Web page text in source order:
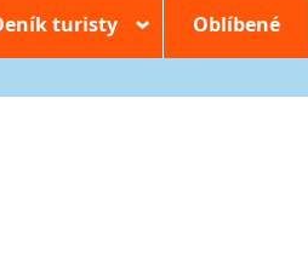
turisty › Oblíbené